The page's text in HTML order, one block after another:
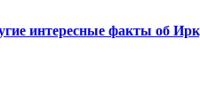
интересные факты об